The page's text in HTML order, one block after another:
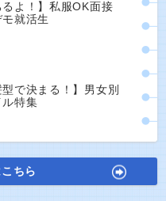
るよ！】私服OK面接
就活生
型で決まる！】男女別
ル特集
ちら